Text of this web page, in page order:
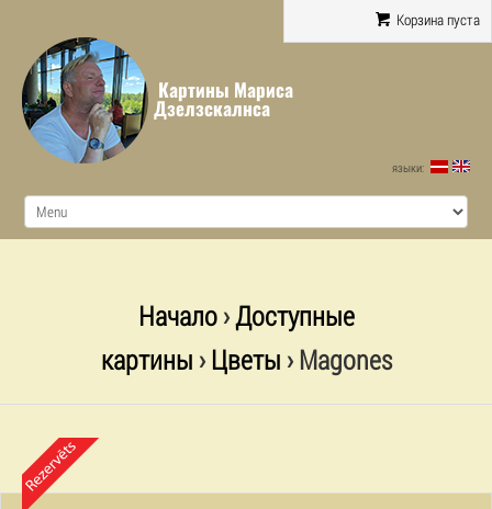
Корзина пуста
Картины Мариса
Дзелзскалнса
языки:
Начало›Доступные
картины ›Цветы › Magones